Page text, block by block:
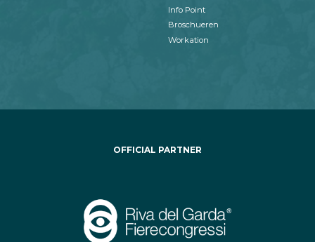
Info Point
Broschueren
Workation
OFFICIAL PARTNER